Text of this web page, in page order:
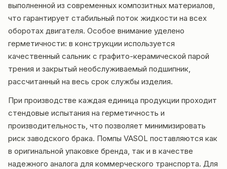
выполненной из современных композитных материалов,
что гарантирует стабильный поток жидкости на всех
оборотах двигателя. Особое внимание уделено
герметичности: в конструкции используется
качественный сальник с графито-керамической парой
трения и закрытый необслуживаемый подшипник,
рассчитанный на весь срок службы изделия.
При производстве каждая единица продукции проходит
стендовые испытания на герметичность и
производительность, что позволяет минимизировать
риск заводского брака. Помпы VASOL поставляются как
в оригинальной упаковке бренда, так и в качестве
надежного аналога для коммерческого транспорта. Для